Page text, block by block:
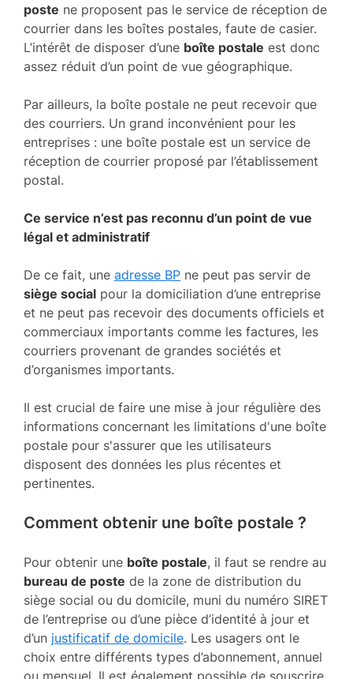
poste ne proposent pas le service de réception de
courrier dans les boîtes postales, faute de casier.
L’intérêt de disposer d’une boîte postale est donc
assez réduit d’un point de vue géographique.
Par ailleurs, la boîte postale ne peut recevoir que
des courriers. Un grand inconvénient pour les
entreprises : une boîte postale est un service de
réception de courrier proposé par l’établissement
postal.
Ce service n’est pas reconnu d’un point de vue
légal et administratif
De ce fait, une adresse BP ne peut pas servir de
siège social pour la domiciliation d’une entreprise
et ne peut pas recevoir des documents officiels et
commerciaux importants comme les factures, les
courriers provenant de grandes sociétés et
d’organismes importants.
Il est crucial de faire une mise à jour régulière des
informations concernant les limitations d'une boîte
postale pour s'assurer que les utilisateurs
disposent des données les plus récentes et
pertinentes.
Comment obtenir une boîte postale ?
Pour obtenir une boîte postale, il faut se rendre au
bureau de poste de la zone de distribution du
siège social ou du domicile, muni du numéro SIRET
de l’entreprise ou d’une pièce d’identité à jour et
d’un justificatif de domicile. Les usagers ont le
choix entre différents types d’abonnement, annuel
ou mensuel. Il est également possible de souscrire